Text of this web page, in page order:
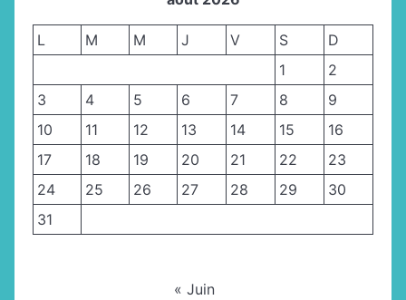
L M M J V S
D
1
2
3
4 5 6 7 8
9
10
11 12 13 14 15
16
17
18 19 20 21 22
23
24
25 26 27 28 29
30
31
« Juin